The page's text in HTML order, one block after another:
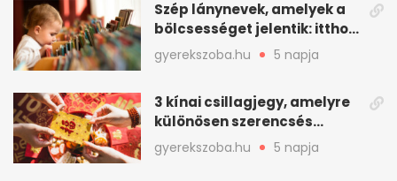
Szép lánynevek, amelyek a
bölcsességet jelentik: itthon
is adhatók
gyerekszoba.hu 5 napja
3 kínai csillagjegy, amelyre
különösen szerencsés
augusztus vár
gyerekszoba.hu 5 napja